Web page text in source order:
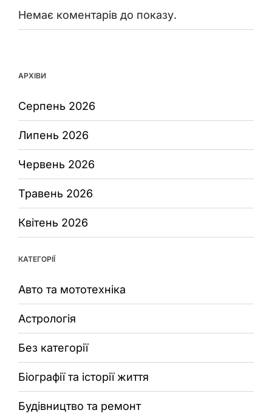
Немає коментарів до показу.
АРХІВИ
Серпень 2026
Липень 2026
Червень 2026
Травень 2026
Квітень 2026
КАТЕГОРІЇ
Авто та мототехніка
Астрологія
Без категорії
Біографії та історії життя
Будівництво та ремонт